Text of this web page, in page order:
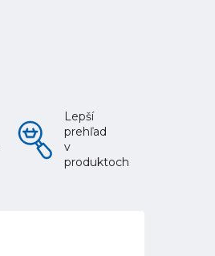
Lepší
prehľad
v
produktoch